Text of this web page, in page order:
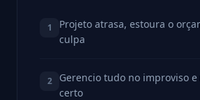
1
Projeto atrasa, estoura o
culpa
2
Gerencio tudo no improviso
certo